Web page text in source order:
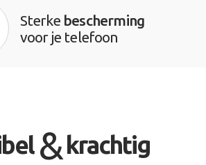
Sterke bescherming
voor je telefoon
& krachtig